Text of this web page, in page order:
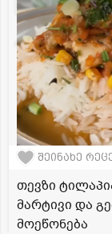
შეინახე
თევზი
მარტივი და
მოეწონება